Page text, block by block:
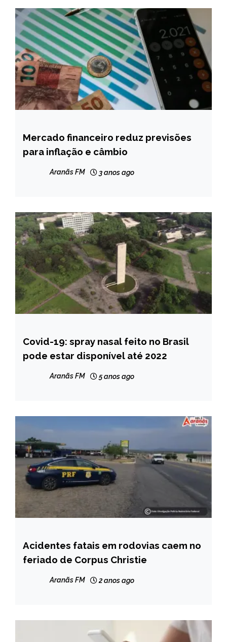
BRASIL
NOTÍCIAS
Mercado financeiro reduz previsões
para inflação e câmbio
Aranãs FM 3 anos ago
BRASIL
NOTÍCIAS
Covid-19: spray nasal feito no Brasil
pode estar disponível até 2022
Aranãs FM 5 anos ago
BRASIL
NOTÍCIAS
Acidentes fatais em rodovias caem no
feriado de Corpus Christie
Aranãs FM 2 anos ago